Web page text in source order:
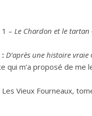
– Le Chardon et le tartan
: D’après une histoire vraie
qui m’a proposé de
Les Vieux Fourneaux,